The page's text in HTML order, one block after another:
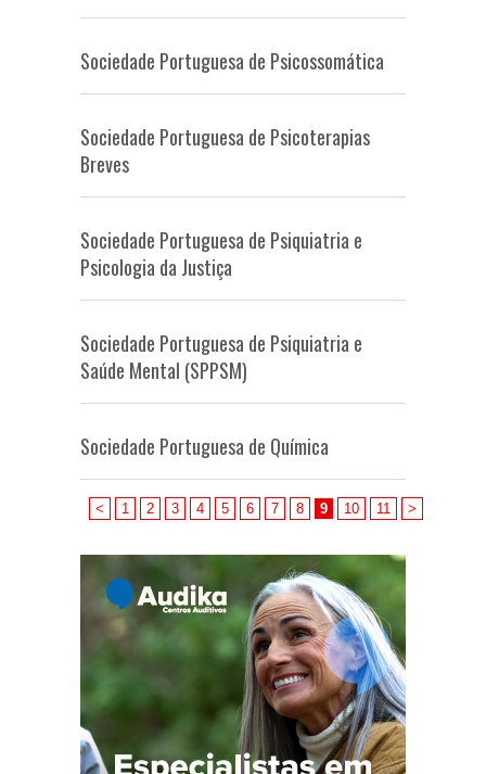
Sociedade Portuguesa de Psicossomática
Sociedade Portuguesa de Psicoterapias
Breves
Sociedade Portuguesa de Psiquiatria e
Psicologia da Justiça
Sociedade Portuguesa de Psiquiatria e
Saúde Mental (SPPSM)
Sociedade Portuguesa de Química
< 1 2 3 4 5 6 7 8 9 10 11 >